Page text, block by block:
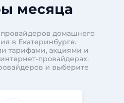
месяца
домашнего
в Екатеринбурге.
тарифами, акциями и
провайдерах.
и выберите